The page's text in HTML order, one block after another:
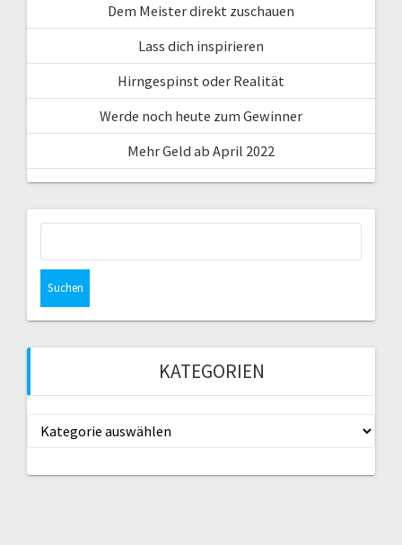
Dem Meister direkt zuschauen
Lass dich inspirieren
Hirngespinst oder Realität
Werde noch heute zum Gewinner
Mehr Geld ab April 2022
KATEGORIEN
Kategorien